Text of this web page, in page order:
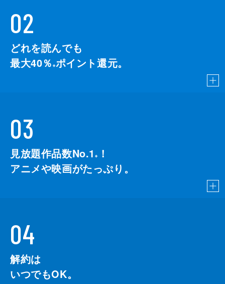
02
どれを読んでも
最大40％ ※ポイント還元。
03
見放題作品数No.1 ※
！
アニメや映画がたっぷり。
04
解約は
いつでもOK。